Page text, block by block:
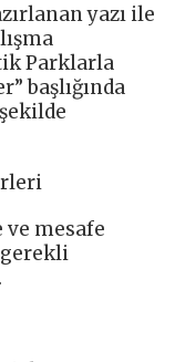
yazı ile
Parklarla
başlığında
mesafe